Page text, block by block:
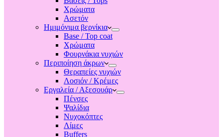
Χρώματα
Ασετόν
Ημιμόνιμα βερνίκια
Base / Top coat
Χρώματα
Φουρνάκια νυχιών
Περιποίηση άκρων
Θεραπείες νυχιών
Λοσιόν / Κρέμες
Εργαλεία / Αξεσουάρ
Πένσες
Ψαλίδια
Νυχοκόπτες
Λίμες
Buffers